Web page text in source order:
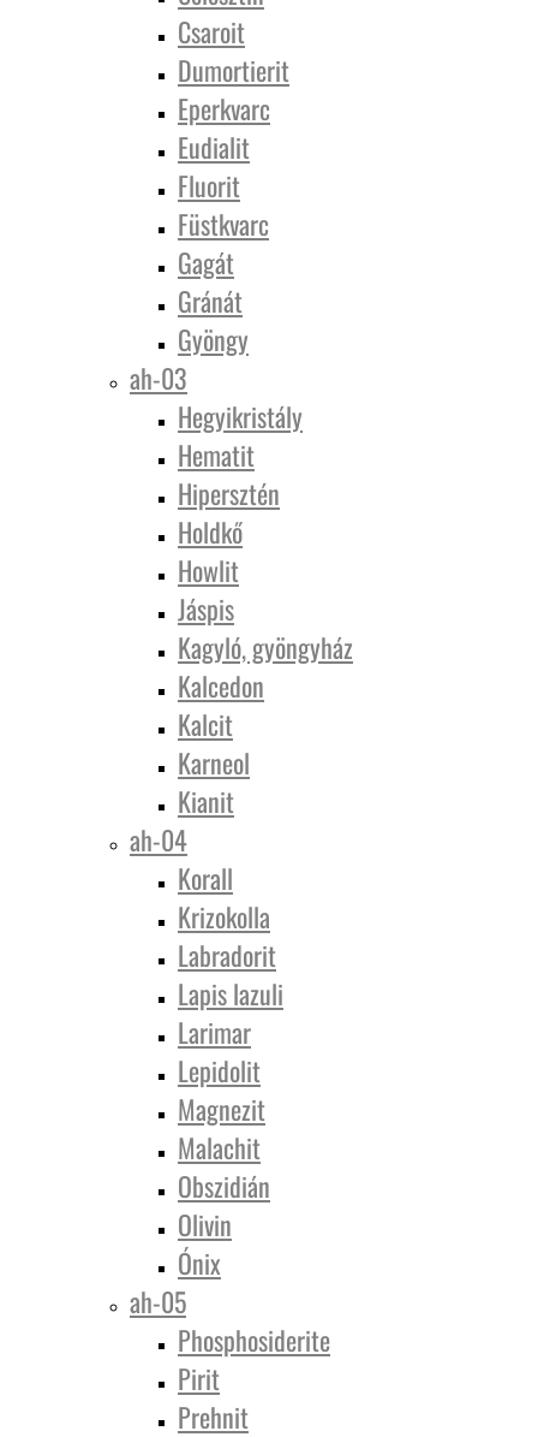
Csaroit
Dumortierit
Eperkvarc
Eudialit
Fluorit
Füstkvarc
Gagát
Gránát
Gyöngy
ah-03
Hegyikristály
Hematit
Hipersztén
Holdkő
Howlit
Jáspis
Kagyló, gyöngyház
Kalcedon
Kalcit
Karneol
Kianit
ah-04
Korall
Krizokolla
Labradorit
Lapis lazuli
Larimar
Lepidolit
Magnezit
Malachit
Obszidián
Olivin
Ónix
ah-05
Phosphosiderite
Pirit
Prehnit